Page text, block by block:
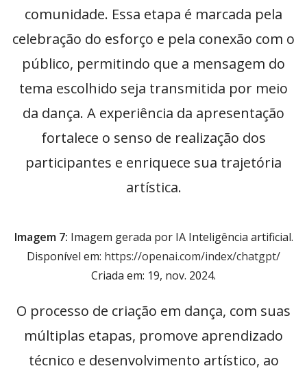
comunidade. Essa etapa é marcada pela
celebração do esforço e pela conexão com o
público, permitindo que a mensagem do
tema escolhido seja transmitida por meio
da dança. A experiência da apresentação
fortalece o senso de realização dos
participantes e enriquece sua trajetória
artística.
Imagem 7: Imagem gerada por IA Inteligência artificial.
Disponível em: https://openai.com/index/chatgpt/
Criada em: 19, nov. 2024.
O processo de criação em dança, com suas
múltiplas etapas, promove aprendizado
técnico e desenvolvimento artístico, ao